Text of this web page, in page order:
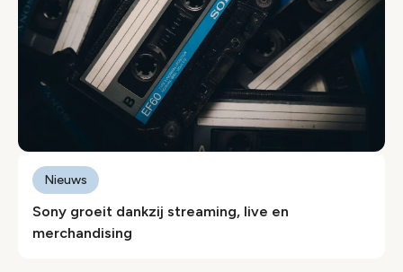
Sony groeit dankzij streaming, live en
merchandising
Nieuws